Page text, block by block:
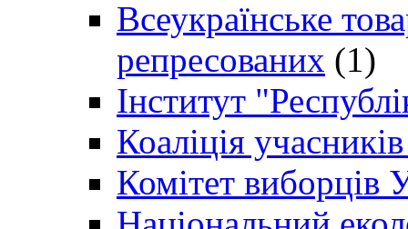
Всеукраїнське
репресованих (1)
Інститут
Коаліція
Комітет виборців